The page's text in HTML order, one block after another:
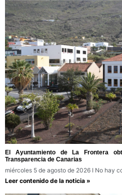
El Ayuntamiento de La Frontera
Transparencia de Canarias
miércoles 5 de agosto de 2026
No hay
Leer contenido de la noticia »